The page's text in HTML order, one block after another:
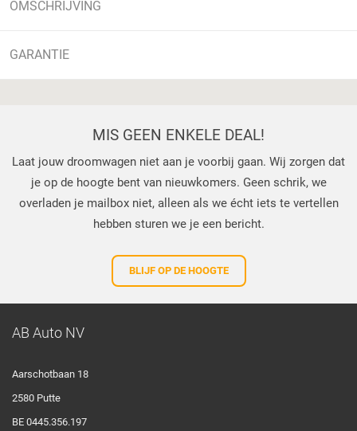
OMSCHRIJVING
GARANTIE
MIS GEEN ENKELE DEAL!
Laat jouw droomwagen niet aan je voorbij gaan. Wij zorgen dat
je op de hoogte bent van nieuwkomers. Geen schrik, we
overladen je mailbox niet, alleen als we écht iets te vertellen
hebben sturen we je een bericht.
BLIJF OP DE HOOGTE
AB Auto NV
Aarschotbaan 18
2580 Putte
BE 0445.356.197